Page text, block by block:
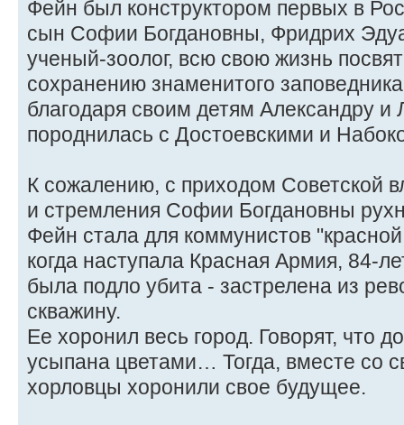
Фейн был конструктором первых в
сын Софии Богдановны, Фридрих
ученый-зоолог, всю свою жизнь
сохранению знаменитого
благодаря своим детям Александру
породнилась с Достоевскими и
К сожалению, с приходом Советской
и стремления Софии Богдановны
Фейн стала для коммунистов
когда наступала Красная Армия, 84-
была подло убита - застрелена из
скважину.
Ее хоронил весь город. Говорят, что
усыпана цветами… Тогда, вместе со
хорловцы хоронили свое будущее.